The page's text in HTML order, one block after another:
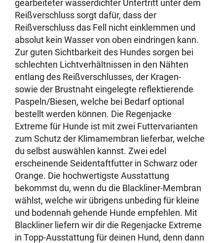
gearbeiteter wasserdichter Untertritt unter dem
Reißverschluss sorgt dafür, dass der
Reißverschluss das Fell nicht einklemmen und
absolut kein Wasser von oben eindringen kann.
Zur guten Sichtbarkeit des Hundes sorgen bei
schlechten Lichtverhältnissen in den Nähten
entlang des Reißverschlusses, der Kragen-
sowie der Brustnaht eingelegte reflektierende
Paspeln/Biesen, welche bei Bedarf optional
bestellt werden können. Die Regenjacke
Extreme für Hunde ist mit zwei Futtervarianten
zum Schutz der Klimamembran lieferbar, welche
du selbst auswählen kannst. Zwei edel
erscheinende Seidentaftfutter in Schwarz oder
Orange. Die hochwertigste Ausstattung
bekommst du, wenn du die Blackliner-Membran
wählst, welche wir übrigens unbeding für kleine
und bodennah gehende Hunde empfehlen. Mit
Blackliner liefern wir dir die Regenjacke Extreme
in Topp-Ausstattung für deinen Hund, denn dann